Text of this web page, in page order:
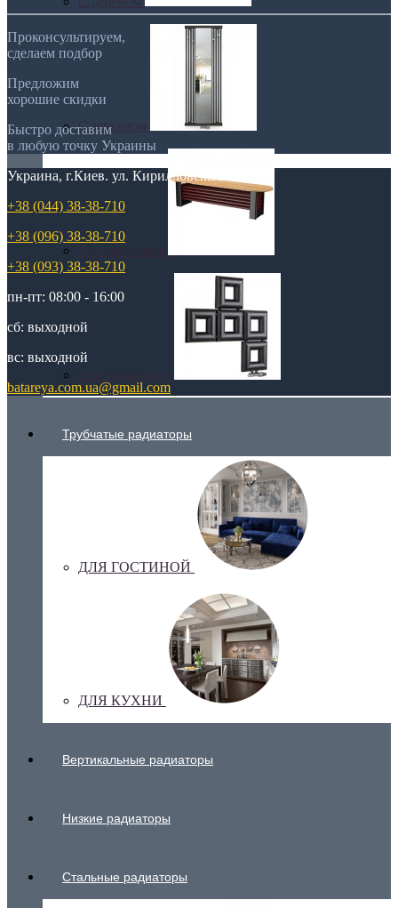
С зеркалом
Трубчатые радиаторы
ДЛЯ ГОСТИНОЙ
ДЛЯ КУХНИ
Вертикальные радиаторы
Низкие радиаторы
Стальные радиаторы
Проконсультируем,
сделаем подбор
Предложим
хорошие скидки
Быстро доставим
в любую точку Украины
Украина, г.Киев. ул. Кирилловская,160А
+38 (044) 38-38-710
+38 (096) 38-38-710
+38 (093) 38-38-710
пн-пт: 08:00 - 16:00
сб: выходной
вс: выходной
batareya.com.ua@gmail.com